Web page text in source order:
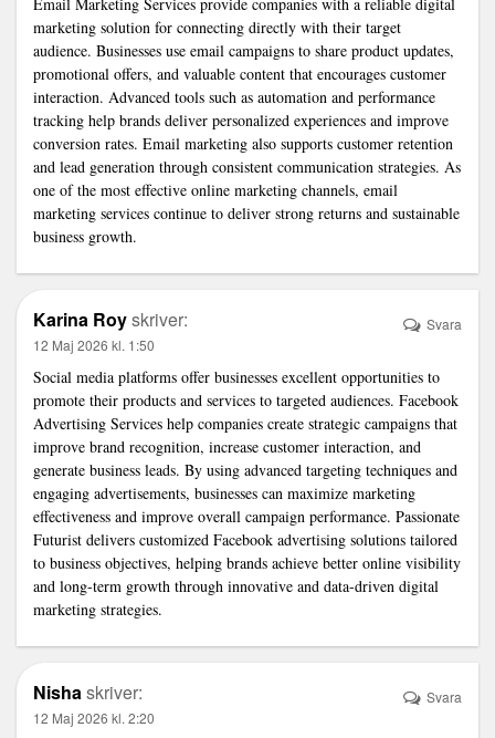
Email Marketing Services provide companies with a reliable digital
marketing solution for connecting directly with their target
audience. Businesses use email campaigns to share product updates,
promotional offers, and valuable content that encourages customer
interaction. Advanced tools such as automation and performance
tracking help brands deliver personalized experiences and improve
conversion rates. Email marketing also supports customer retention
and lead generation through consistent communication strategies. As
one of the most effective online marketing channels, email
marketing services continue to deliver strong returns and sustainable
business growth.
Karina Royskriver:
12 Maj 2026 kl. 1:50
Social media platforms offer businesses excellent opportunities to
promote their products and services to targeted audiences. Facebook
Advertising Services help companies create strategic campaigns that
improve brand recognition, increase customer interaction, and
generate business leads. By using advanced targeting techniques and
engaging advertisements, businesses can maximize marketing
effectiveness and improve overall campaign performance. Passionate
Futurist delivers customized Facebook advertising solutions tailored
to business objectives, helping brands achieve better online visibility
and long-term growth through innovative and data-driven digital
marketing strategies.
Svara
Nishaskriver:
12 Maj 2026 kl. 2:20
Svara